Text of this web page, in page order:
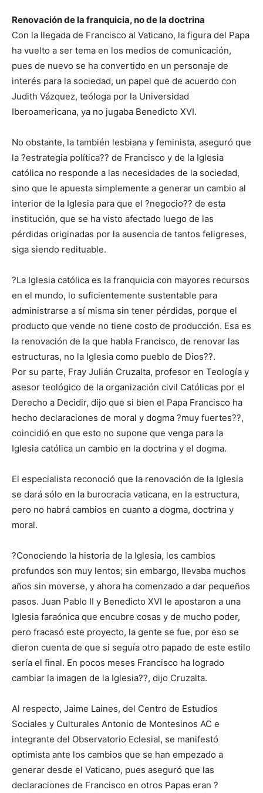
Renovación de la franquicia, no de la doctrina
Con la llegada de Francisco al Vaticano, la figura del Papa
ha vuelto a ser tema en los medios de comunicación,
pues de nuevo se ha convertido en un personaje de
interés para la sociedad, un papel que de acuerdo con
Judith Vázquez, teóloga por la Universidad
Iberoamericana, ya no jugaba Benedicto XVI.
No obstante, la también lesbiana y feminista, aseguró que
la ?estrategia política?? de Francisco y de la Iglesia
católica no responde a las necesidades de la sociedad,
sino que le apuesta simplemente a generar un cambio al
interior de la Iglesia para que el ?negocio?? de esta
institución, que se ha visto afectado luego de las
pérdidas originadas por la ausencia de tantos feligreses,
siga siendo redituable.
?La Iglesia católica es la franquicia con mayores recursos
en el mundo, lo suficientemente sustentable para
administrarse a sí misma sin tener pérdidas, porque el
producto que vende no tiene costo de producción. Esa es
la renovación de la que habla Francisco, de renovar las
estructuras, no la Iglesia como pueblo de Dios??.
Por su parte, Fray Julián Cruzalta, profesor en Teología y
asesor teológico de la organización civil Católicas por el
Derecho a Decidir, dijo que si bien el Papa Francisco ha
hecho declaraciones de moral y dogma ?muy fuertes??,
coincidió en que esto no supone que venga para la
Iglesia católica un cambio en la doctrina y el dogma.
El especialista reconoció que la renovación de la Iglesia
se dará sólo en la burocracia vaticana, en la estructura,
pero no habrá cambios en cuanto a dogma, doctrina y
moral.
?Conociendo la historia de la Iglesia, los cambios
profundos son muy lentos; sin embargo, llevaba muchos
años sin moverse, y ahora ha comenzado a dar pequeños
pasos. Juan Pablo II y Benedicto XVI le apostaron a una
Iglesia faraónica que encubre cosas y de mucho poder,
pero fracasó este proyecto, la gente se fue, por eso se
dieron cuenta de que si seguía otro papado de este estilo
sería el final. En pocos meses Francisco ha logrado
cambiar la imagen de la Iglesia??, dijo Cruzalta.
Al respecto, Jaime Laines, del Centro de Estudios
Sociales y Culturales Antonio de Montesinos AC e
integrante del Observatorio Eclesial, se manifestó
optimista ante los cambios que se han empezado a
generar desde el Vaticano, pues aseguró que las
declaraciones de Francisco en otros Papas eran ?